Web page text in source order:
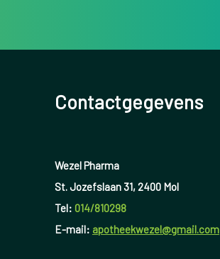
Contactgegevens
Wezel Pharma
St. Jozefslaan 31, 2400 Mol
Tel: 014/810298
E-mail: apotheekwezel@gmail.com